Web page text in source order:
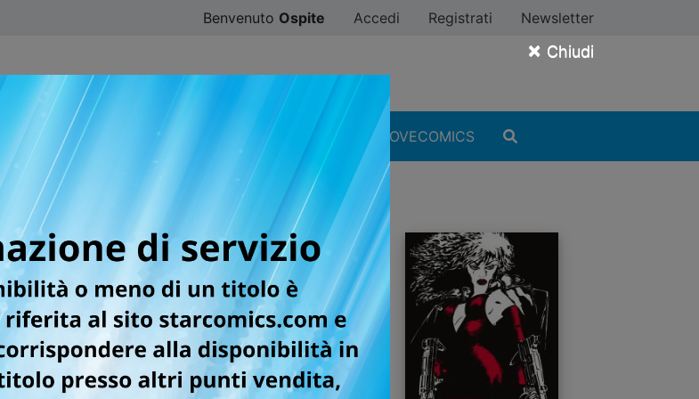
× Chiudi
Benvenuto Ospite Accedi Registrati Newsletter
SFOGLIA ONLINE DIGISTAR #ILOVEMANGA #ILOVECOMICS
CLASSICAL US